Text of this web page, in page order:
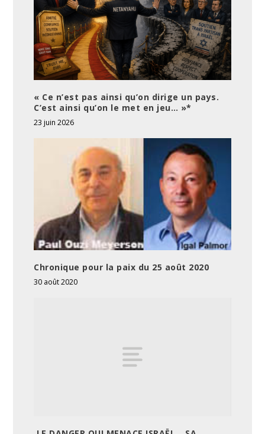
« Ce n’est pas ainsi qu’on dirige un pays.
C’est ainsi qu’on le met en jeu… »*
23 juin 2026
Chronique pour la paix du 25 août 2020
30 août 2020